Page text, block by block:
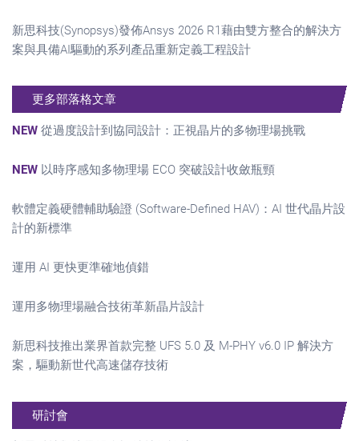
新思科技(Synopsys)發佈Ansys 2026 R1藉由雙方整合的解決方
案與具備AI驅動的系列產品重新定義工程設計
更多部落格文章
NEW 從過度設計到協同設計：正視晶片的多物理場挑戰
NEW 以時序感知多物理場 ECO 突破設計收斂瓶頸
軟體定義硬體輔助驗證 (Software-Defined HAV)：AI 世代晶片設
計的新標準
運用 AI 更快更準確地偵錯
運用多物理場融合技術革新晶片設計
新思科技推出業界首款完整 UFS 5.0 及 M-PHY v6.0 IP 解決方
案，驅動新世代高速儲存技術
研討會